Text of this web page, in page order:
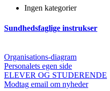
Ingen kategorier
Sundhedsfaglige instrukser
Organisations-diagram
Personalets egen side
ELEVER OG STUDERENDE
Modtag email om nyheder